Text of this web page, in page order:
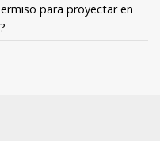
para proyectar en